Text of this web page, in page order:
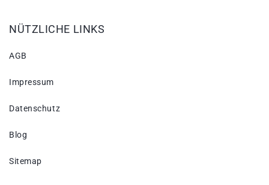
NÜTZLICHE LINKS
AGB
Impressum
Datenschutz
Blog
Sitemap